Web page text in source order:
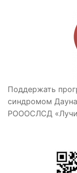
Поддержать
синдромом
РОООСЛСД